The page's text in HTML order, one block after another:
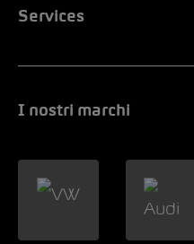
Services
I nostri marchi